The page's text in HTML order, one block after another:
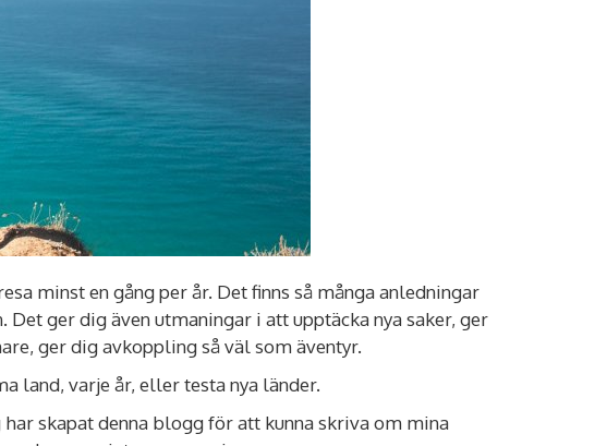
minst en gång per år. Det finns så många anledningar
ger dig även utmaningar i att upptäcka nya saker, ger
ger dig avkoppling så väl som äventyr.
land, varje år, eller testa nya länder.
skapat denna blogg för att kunna skriva om mina